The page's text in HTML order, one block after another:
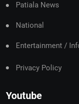
Patiala News
National
Entertainment /
Privacy Policy
Youtube